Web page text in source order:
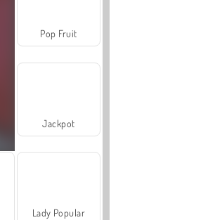
Pop Fruit
Jackpot
Lady Popular